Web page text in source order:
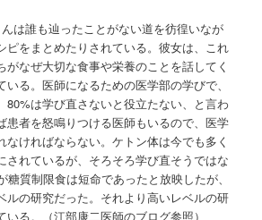
は誰も辿ったことがない道を彷徨いなが
ピをまとめたりされている。彼女は、これ
がなぜ大切な食事や栄養のことを話してく
る。医師になるための医学部の学びで、
80%は学び直さないと役立たない、と言わ
患者を怒鳴りつける医師もいるので、医学
なければならない。ケトン体は今でも多く
されているが、そろそろ学び直そうではな
糖質制限食は短命であったと放映したが、
ルの研究だった。それより高いレベルの研
る。（江部康二医師のブログ参照）